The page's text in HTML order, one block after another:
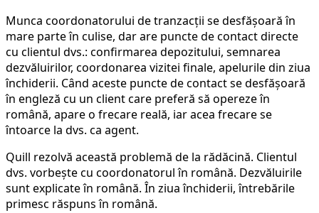
Munca coordonatorului de tranzacții se desfășoară în
mare parte în culise, dar are puncte de contact directe
cu clientul dvs.: confirmarea depozitului, semnarea
dezvăluirilor, coordonarea vizitei finale, apelurile din ziua
închiderii. Când aceste puncte de contact se desfășoară
în engleză cu un client care preferă să opereze în
română, apare o frecare reală, iar acea frecare se
întoarce la dvs. ca agent.
Quill rezolvă această problemă de la rădăcină. Clientul
dvs. vorbește cu coordonatorul în română. Dezvăluirile
sunt explicate în română. În ziua închiderii, întrebările
primesc răspuns în română.